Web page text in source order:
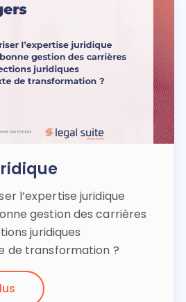
l’expertise juridique
gestion des carrières
juridiques
de transformation ?